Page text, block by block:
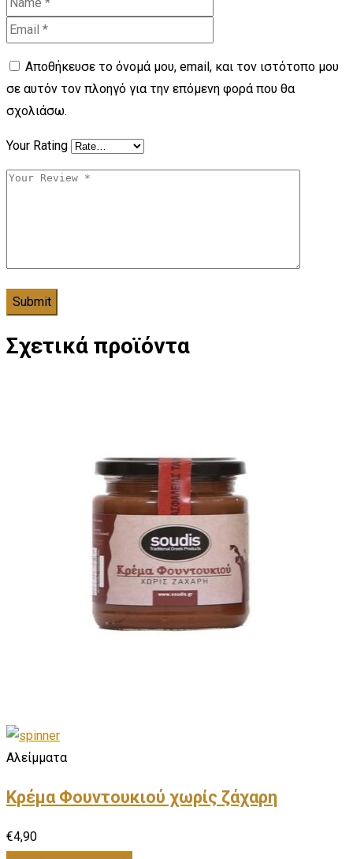
Αποθήκευσε το όνομά μου, email, και τον ιστότοπο μου
σε αυτόν τον πλοηγό για την επόμενη φορά που θα
σχολιάσω.
Your Rating
Σχετικά προϊόντα
Αλείμματα
Κρέμα Φουντουκιού χωρίς ζάχαρη
€4,90